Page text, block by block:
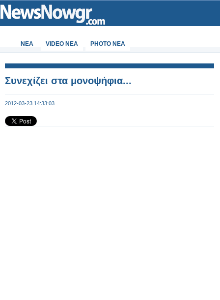
ΝΕΑ VIDEO NEA PHOTO NEA
Συνεχίζει στα μονοψήφια...
2012-03-23 14:33:03